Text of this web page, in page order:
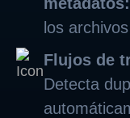
los
Flujos de
Detecta